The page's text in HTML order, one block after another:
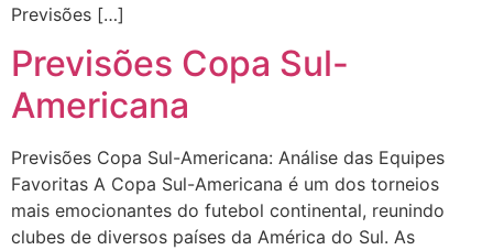
Previsões […]
Previsões Copa Sul-
Americana
Previsões Copa Sul-Americana: Análise das Equipes
Favoritas A Copa Sul-Americana é um dos torneios
mais emocionantes do futebol continental, reunindo
clubes de diversos países da América do Sul. As